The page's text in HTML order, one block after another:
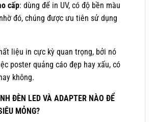
cấp: dùng để in UV, có độ bền màu
đó, chúng được ưu tiên sử dụng
liệu in cực kỳ quan trọng, bởi nó
poster quảng cáo đẹp hay xấu, có
không.
ĐÈN LED VÀ ADAPTER NÀO ĐỂ
MỎNG?